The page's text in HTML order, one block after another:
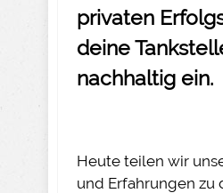
privaten
deine
nachhaltig ein.
Heute teilen wir
und Erfahrungen zu